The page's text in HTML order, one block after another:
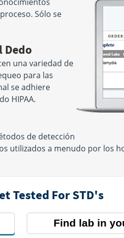
Sólo se
Dedo
una variedad de
para las
se adhiere
HIPAA.
de detección
utilizados a menudo por los
Tested For STD's
Find lab in